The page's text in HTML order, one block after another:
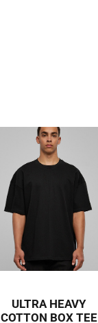
ULTRA HEAVY
COTTON BOX TEE